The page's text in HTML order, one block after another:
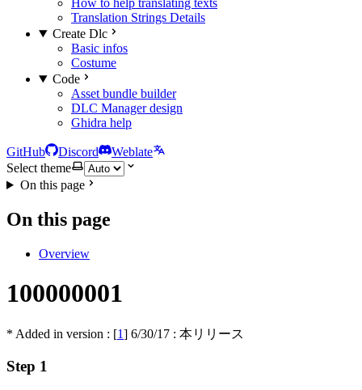
How to help translating texts
Translation Strings Details
Create Dlc
Basic infos
Costume
Code
Asset bundle builder
DLC Manager design
Ghidra help
GitHub Discord
Weblate
Select theme
On this page
On this page
Overview
100000001
* Added in version : [1] 6/30/17 : 本リリース
Step 1